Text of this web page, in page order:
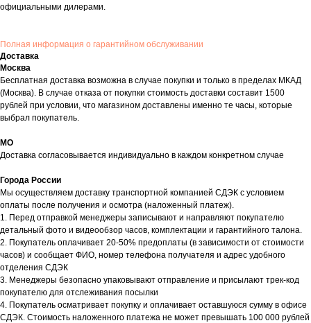
официальными дилерами.
Полная информация о гарантийном обслуживании
Доставка
Москва
Бесплатная доставка возможна в случае покупки и только в пределах МКАД
(Москва). В случае отказа от покупки стоимость доставки составит 1500
рублей при условии, что магазином доставлены именно те часы, которые
выбрал покупатель.
МО
Доставка согласовывается индивидуально в каждом конкретном случае
Города России
Мы осуществляем доставку транспортной компанией СДЭК с условием
оплаты после получения и осмотра (наложенный платеж).
1. Перед отправкой менеджеры записывают и направляют покупателю
детальный фото и видеообзор часов, комплектации и гарантийного талона.
2. Покупатель оплачивает 20-50% предоплаты (в зависимости от стоимости
часов) и сообщает ФИО, номер телефона получателя и адрес удобного
отделения СДЭК
3. Менеджеры безопасно упаковывают отправление и присылают трек-код
покупателю для отслеживания посылки
4. Покупатель осматривает покупку и оплачивает оставшуюся сумму в офисе
СДЭК. Стоимость наложенного платежа не может превышать 100 000 рублей